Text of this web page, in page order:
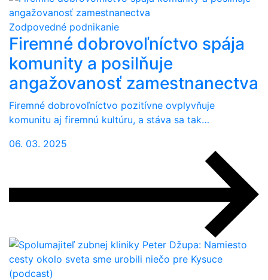
Zodpovedné podnikanie
Firemné dobrovoľníctvo spája
komunity a posilňuje
angažovanosť zamestnanectva
Firemné dobrovoľníctvo pozitívne ovplyvňuje
komunitu aj firemnú kultúru, a stáva sa tak…
06. 03. 2025